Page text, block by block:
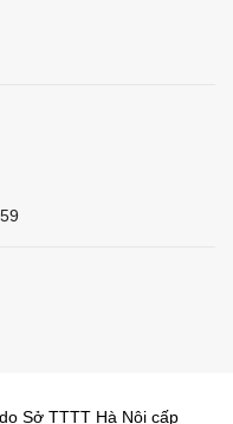
Sở TTTT Hà Nội cấp